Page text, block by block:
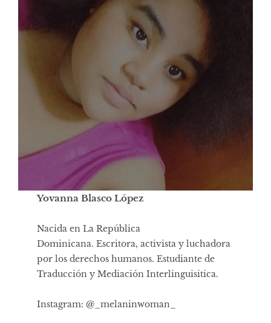
Yovanna Blasco López
Nacida en La República
Dominicana. Escritora, activista y luchadora
por los derechos humanos. Estudiante de
Traducción y Mediación Interlinguisitica.
Instagram: @_melaninwoman_